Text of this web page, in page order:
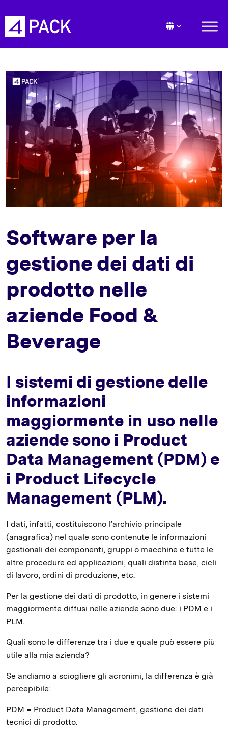
Software per la
gestione dei dati di
prodotto nelle
aziende Food &
Beverage
I sistemi di gestione delle
informazioni
maggiormente in uso nelle
aziende sono i Product
Data Management (PDM) e
i Product Lifecycle
Management (PLM).
I dati, infatti, costituiscono l’archivio principale
(anagrafica) nel quale sono contenute le informazioni
gestionali dei componenti, gruppi o macchine e tutte le
altre procedure ed applicazioni, quali distinta base, cicli
di lavoro, ordini di produzione, etc.
Per la gestione dei dati di prodotto, in genere i sistemi
maggiormente diffusi nelle aziende sono due: i PDM e i
PLM.
Quali sono le differenze tra i due e quale può essere più
utile alla mia azienda?
Se andiamo a sciogliere gli acronimi, la differenza è già
percepibile:
PDM = Product Data Management, gestione dei dati
tecnici di prodotto.